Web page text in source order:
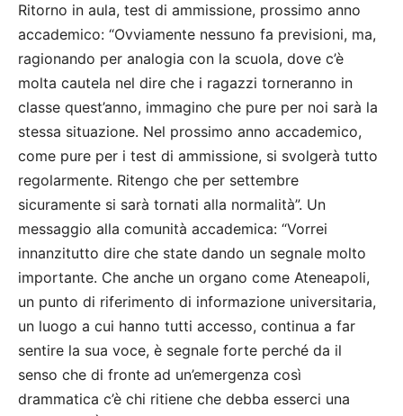
Ritorno in aula, test di ammissione, prossimo anno
accademico: “Ovviamente nessuno fa previsioni, ma,
ragionando per analogia con la scuola, dove c’è
molta cautela nel dire che i ragazzi torneranno in
classe quest’anno, immagino che pure per noi sarà la
stessa situazione. Nel prossimo anno accademico,
come pure per i test di ammissione, si svolgerà tutto
regolarmente. Ritengo che per settembre
sicuramente si sarà tornati alla normalità”. Un
messaggio alla comunità accademica: “Vorrei
innanzitutto dire che state dando un segnale molto
importante. Che anche un organo come Ateneapoli,
un punto di riferimento di informazione universitaria,
un luogo a cui hanno tutti accesso, continua a far
sentire la sua voce, è segnale forte perché da il
senso che di fronte ad un’emergenza così
drammatica c’è chi ritiene che debba esserci una